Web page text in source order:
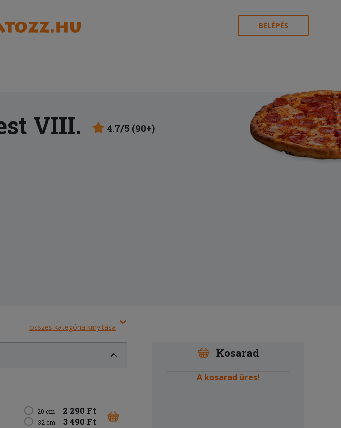
BELÉPÉS
VIII. 4.7/5 (90+)
összes kategória kinyitása
20 cm 2 290 Ft
32 cm 3 490 Ft
Kosarad
A kosarad üres!